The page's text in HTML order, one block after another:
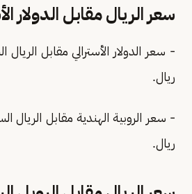
سعر الريال مقابل الدولار
ريال.
ريال.